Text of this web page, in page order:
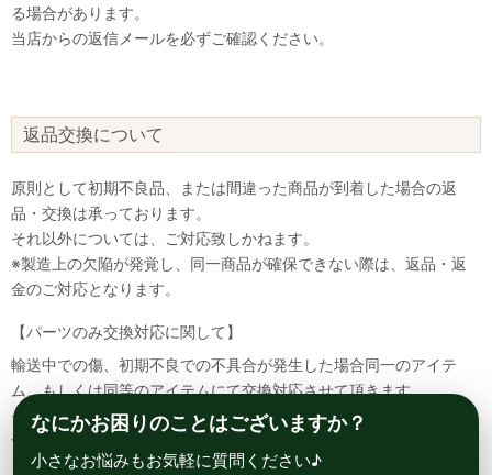
る場合があります。
当店からの返信メールを必ずご確認ください。
返品交換について
原則として初期不良品、または間違った商品が到着した場合の返
品・交換は承っております。
それ以外については、ご対応致しかねます。
※製造上の欠陥が発覚し、同一商品が確保できない際は、返品・返
金のご対応となります。
【パーツのみ交換対応に関して】
輸送中での傷、初期不良での不具合が発生した場合同一のアイテ
ム、もしくは同等のアイテムにて交換対応させて頂きます。
その場合該当部品を着払いにて返送して頂く必要が御座いますので
予めご了承ください。
なにかお困りのことはございますか？
小さなお悩みもお気軽に質問ください♪